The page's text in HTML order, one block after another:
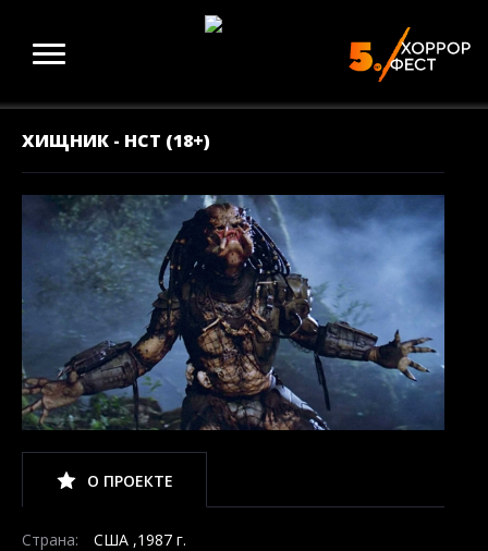
ХИЩНИК - НСТ (18+)
О ПРОЕКТЕ
Страна: США ,1987 г.